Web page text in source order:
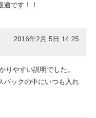
です！！
2016年2月 5日 14:25
りやすい説明でした。
バックの中にいつも入れ